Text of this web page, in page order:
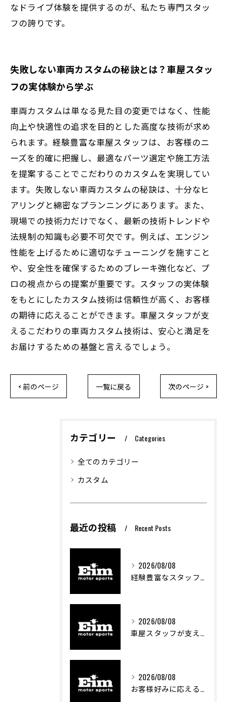
なドライブ体験を提供するのが、私たち専門スタッ
フの誇りです。
失敗しない車両カスタムの秘訣とは？車屋スタッ
フの実体験から学ぶ
車両カスタムは単なる見た目の変更ではなく、性能
向上や快適性の追求を目的とした高度な技術が求め
られます。経験豊富な車屋スタッフは、お客様のニ
ーズを的確に把握し、最適なパーツ選定や施工方法
を提案することでこだわりのカスタムを実現してい
ます。失敗しない車両カスタムの秘訣は、十分なヒ
アリングと綿密なプランニングにあります。また、
現場での技術力だけでなく、最新の技術トレンドや
法規制の知識も必要不可欠です。例えば、エンジン
性能を上げるために適切なチューニングを施すこと
や、安全性を確保するためのブレーキ強化など、プ
ロの視点からの提案が重要です。スタッフの実体験
をもとにしたカスタム技術は信頼性が高く、お客様
の期待に応えることができます。車屋スタッフが支
えるこだわりの車両カスタム技術は、安心と満足を
お届けするための基盤と言えるでしょう。
< 前のページ 一覧に戻る 次のページ >
カテゴリー Categories
全てのカテゴリー
カスタム
最近の投稿 Recent Posts
2026/08/08
経験豊富なスタッフが創る車屋の魅力と技術
2026/08/08
車屋スタッフが支える車両カスタムの魅力と技術進化
2026/08/08
お客様好みに応える中古車選びのポイント